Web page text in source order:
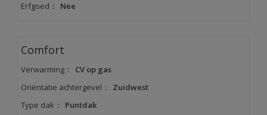
Erfgoed : Nee
Comfort
Verwarming :
CV op gas
Oriëntatie achtergevel :
Zuidwest
Type dak :
Puntdak